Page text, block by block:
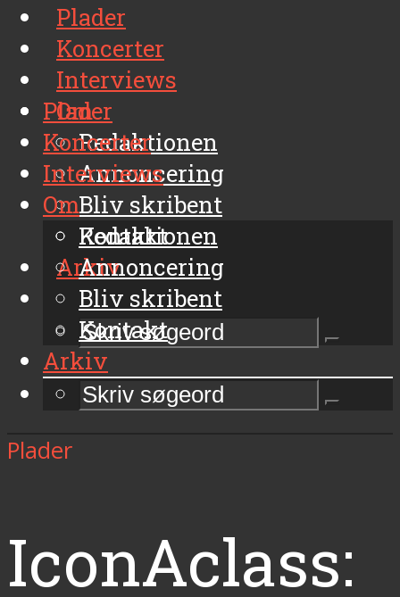
Plader
Koncerter
Interviews
Om
Redaktionen
Annoncering
Bliv skribent
Kontakt
Arkiv
Plader
Koncerter
Interviews
Om
Redaktionen
Annoncering
Bliv skribent
Kontakt
Arkiv
Plader
IconAclass: